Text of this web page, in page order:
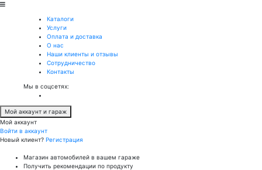
Каталоги
Услуги
Оплата и доставка
О нас
Наши клиенты и отзывы
Сотрудничество
Контакты
Мы в соцсетях:
Мой аккаунт и гараж
Мой аккаунт
Войти в аккаунт
Новый клиент? Регистрация
Магазин автомобилей в вашем гараже
Получить рекомендации по продукту